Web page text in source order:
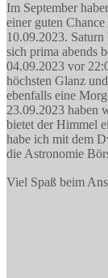
Im September
einer guten
10.09.2023.
sich prima abends
04.09.2023 vor
höchsten Glanz
ebenfalls eine
23.09.2023 haben
bietet der Himmel
habe ich mit dem
die Astronomie
Viel Spaß beim